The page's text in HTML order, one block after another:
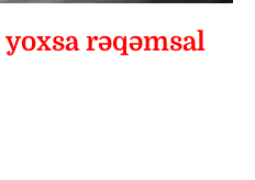
yoxsa rəqəmsal